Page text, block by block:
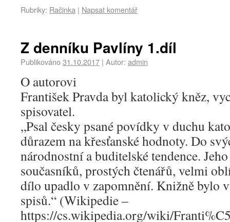
Rubriky: Račinka | Napsat komentář
Z denníku Pavlíny 1.díl
Publikováno31.10.2017 | Autor: admin
O autorovi
František Pravda byl katolický kněz,
spisovatel.
„Psal česky psané povídky v duchu
důrazem na křesťanské hodnoty. Do
národnostní a buditelské tendence.
současníků, prostých čtenářů, velmi
dílo upadlo v zapomnění. Knižně bylo
spisů.“ (Wikipedie –
https://cs.wikipedia.org/wiki/